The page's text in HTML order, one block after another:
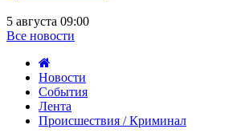
5 августа 09:00
Все новости
Новости
События
Лента
Происшествия / Криминал